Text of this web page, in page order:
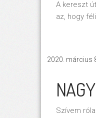
A kereszt
az,
március
Szívem